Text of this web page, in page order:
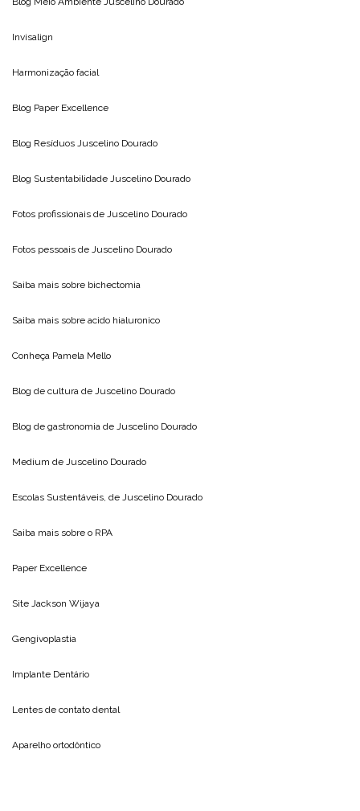
Invisalign
Harmonização facial
Blog Paper Excellence
Blog Resíduos Juscelino Dourado
Blog Sustentabilidade Juscelino Dourado
Fotos profissionais de Juscelino Dourado
Fotos pessoais de Juscelino Dourado
Saiba mais sobre bichectomia
Saiba mais sobre acido hialuronico
Conheça Pamela Mello
Blog de cultura de Juscelino Dourado
Blog de gastronomia de Juscelino Dourado
Medium de Juscelino Dourado
Escolas Sustentáveis, de Juscelino Dourado
Saiba mais sobre o RPA
Paper Excellence
Site Jackson Wijaya
Gengivoplastia
Implante Dentário
Lentes de contato dental
Aparelho ortodôntico